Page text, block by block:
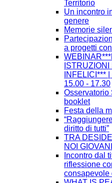
Territorio
Un incontro
genere
Memorie
a progetti
INFELICI***
15.00 - 17.30
Osservatorio
booklet
Festa della
diritto di tutti”
TRA
NOI GIOVANI
Incontro dal
riflessione
consapevole